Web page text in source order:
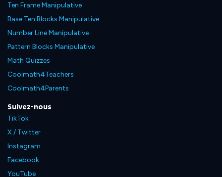
Ten Frame Manipulative
Base Ten Blocks Manipulative
Number Line Manipulative
Pattern Blocks Manipulative
Math Quizzes
Coolmath4Teachers
Coolmath4Parents
Suivez-nous
TikTok
X / Twitter
Instagram
Facebook
YouTube